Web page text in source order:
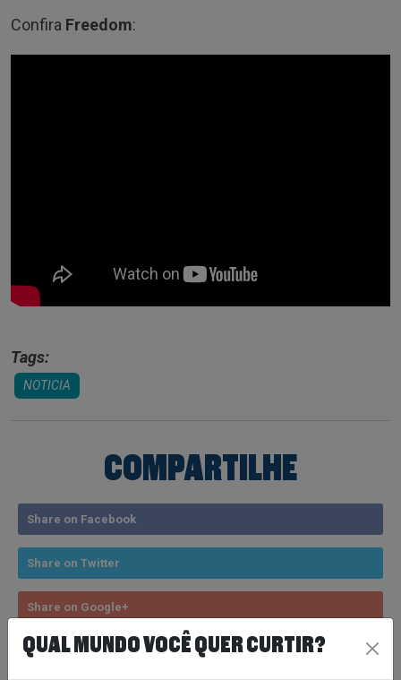
Confira Freedom:
Tags:
NOTICIA
COMPARTILHE
Share on Facebook
Share on Twitter
Share on Google+
QUAL MUNDO VOCÊ QUER CURTIR?